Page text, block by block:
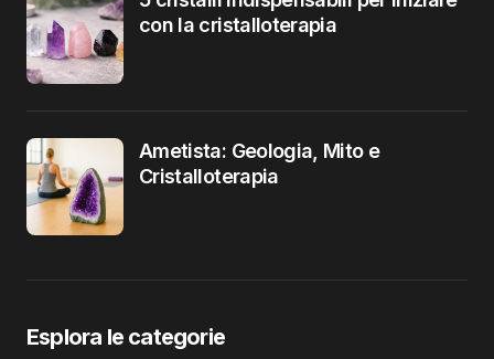
con la cristalloterapia
Ametista: Geologia, Mito e
Cristalloterapia
Esplora le categorie